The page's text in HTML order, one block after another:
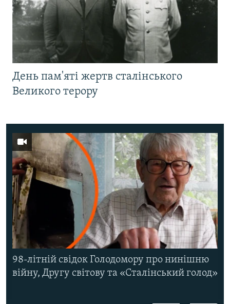
День пам'яті жертв сталінського
Великого терору
98-літній свідок Голодомору про нинішню
війну, Другу світову та «Сталінський голод»